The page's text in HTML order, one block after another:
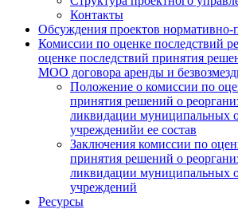
Контакты
Обсуждения проектов нормативно-
Комиссии по оценке последствий
оценке последствий принятия
МОО договора аренды и
Положение о комиссии по
принятия решений о
ликвидации муниципальных
учрежденийи ее состав
Заключения комиссии по
принятия решений о
ликвидации муниципальных
учреждений
Ресурсы